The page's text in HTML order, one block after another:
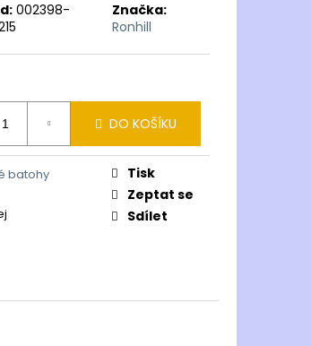
002398-
Značka:
Ronhill
DO KOŠÍKU
batohy
Tisk
Zeptat se
Sdílet